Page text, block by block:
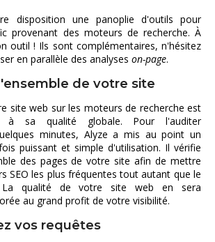
disposition une panoplie d'outils pour
provenant des moteurs de recherche. À
outil ! Ils sont complémentaires, n'hésitez
en parallèle des analyses on-page.
de votre site
site web sur les moteurs de recherche est
à sa qualité globale. Pour l'auditer
minutes, Alyze a mis au point un
puissant et simple d'utilisation. Il vérifie
des pages de votre site afin de mettre
SEO les plus fréquentes tout autant que le
La qualité de votre site web en sera
au grand profit de votre visibilité.
vos requêtes